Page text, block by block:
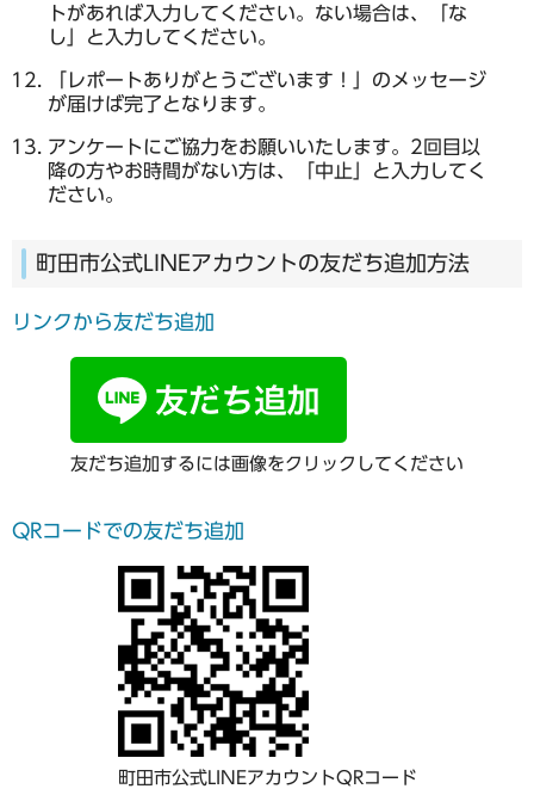
トがあれば入力してください。ない場合は、「な
し」と入力してください。
「レポートありがとうございます！」のメッセージ
が届けば完了となります。
アンケートにご協力をお願いいたします。2回目以
降の方やお時間がない方は、「中止」と入力してく
ださい。
町田市公式LINEアカウントの友だち追加方法
リンクから友だち追加
友だち追加するには画像をクリックしてください
QRコードでの友だち追加
町田市公式LINEアカウントQRコード